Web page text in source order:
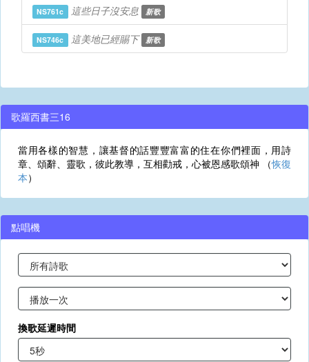
NS761c 這些日子沒安息 新歌
NS746c 這美地已經賜下 新歌
歌羅西書三16
當用各樣的智慧，讓基督的話豐豐富富的住在你們裡面，用詩
章、頌辭、靈歌，彼此教導，互相勸戒，心被恩感歌頌神 （恢復
本）
點唱機
換歌延遲時間